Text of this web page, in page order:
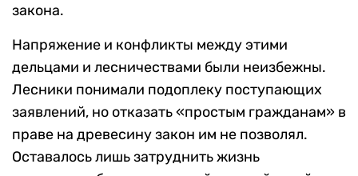
закона.
Напряжение и конфликты между этими
дельцами и лесничествами были неизбежны.
Лесники понимали подоплеку поступающих
заявлений, но отказать «простым гражданам» в
праве на древесину закон им не позволял.
Оставалось лишь затруднить жизнь